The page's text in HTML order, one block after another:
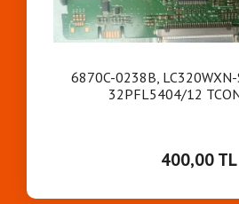
6870C-0238B,
32PFL5404/12
400,00 TL